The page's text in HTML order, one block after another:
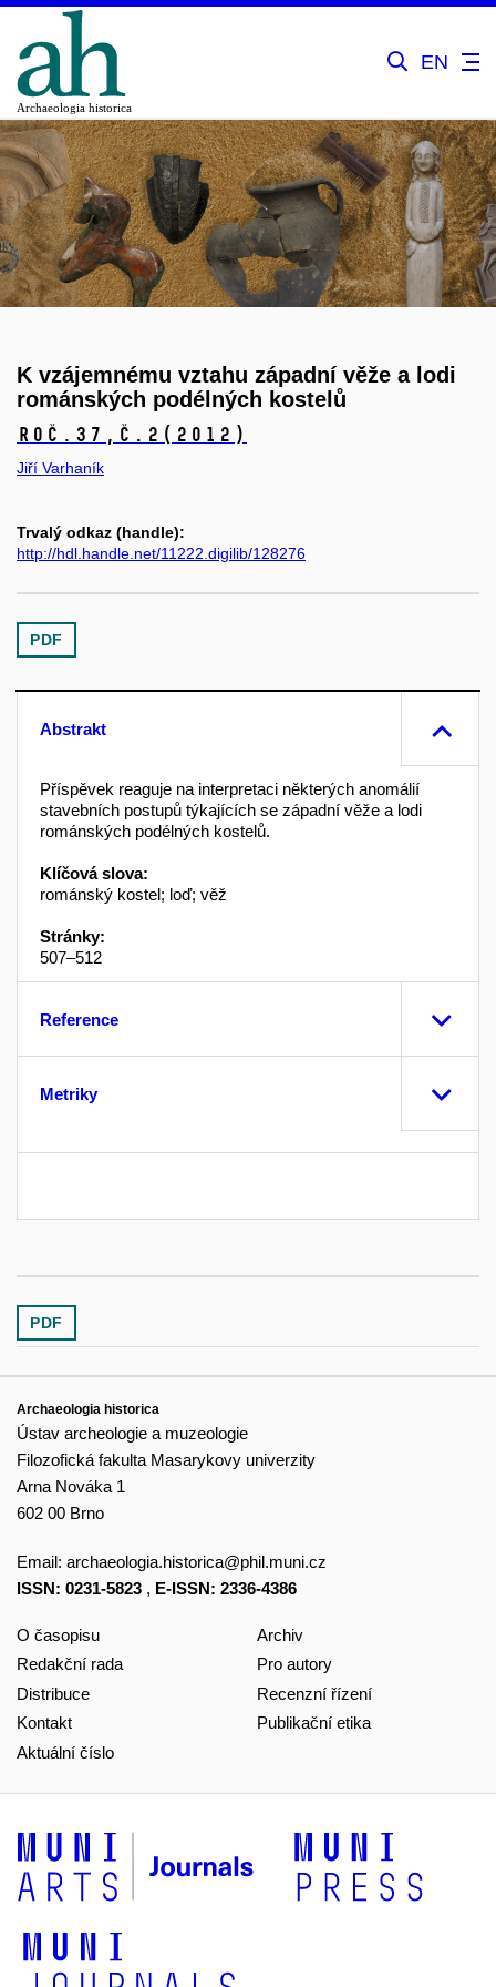
EN
K vzájemnému vztahu západní věže a lodi
románských podélných kostelů
Roč.37, č.2 (2012)
Jiří Varhaník
Trvalý odkaz (handle):
http://hdl.handle.net/11222.digilib/128276
PDF
Abstrakt
Příspěvek reaguje na interpretaci některých anomálií
stavebních postupů týkajících se západní věže a lodi
románských podélných kostelů.
Klíčová slova:
románský kostel; loď; věž
Stránky:
507–512
Reference
Metriky
PDF
Archaeologia historica
Ústav archeologie a muzeologie
Filozofická fakulta Masarykovy univerzity
Arna Nováka 1
602 00 Brno
Email: archaeologia.historica@phil.muni.cz
ISSN: 0231-5823 , E-ISSN: 2336-4386
O časopisu
Redakční rada
Distribuce
Kontakt
Aktuální číslo
Archiv
Pro autory
Recenzní řízení
Publikační etika